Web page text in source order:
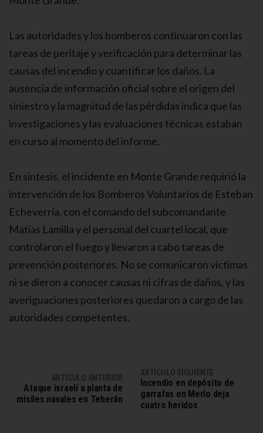
Las autoridades y los bomberos continuaron con las
tareas de peritaje y verificación para determinar las
causas del incendio y cuantificar los daños. La
ausencia de información oficial sobre el origen del
siniestro y la magnitud de las pérdidas indica que las
investigaciones y las evaluaciones técnicas estaban
en curso al momento del informe.
En síntesis, el incidente en Monte Grande requirió la
intervención de los Bomberos Voluntarios de Esteban
Echeverría, con el comando del subcomandante
Matías Lamilla y el personal del cuartel local, que
controlaron el fuego y llevaron a cabo tareas de
prevención posteriores. No se comunicaron víctimas
ni se dieron a conocer causas ni cifras de daños, y las
averiguaciones posteriores quedaron a cargo de las
autoridades competentes.
ARTÍCULO ANTERIOR
Ataque israelí a planta de
misiles navales en Teherán
ARTÍCULO SIGUIENTE
Incendio en depósito de
garrafas en Merlo deja
cuatro heridos